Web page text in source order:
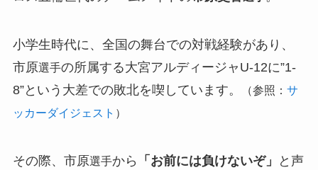
小学生時代に、全国の舞台での対戦経験があり、
市原選手の所属する大宮アルディージャU-12に”1-
8”という大差での敗北を喫しています。
（参照： サ
ッカーダイジェスト ）
その際、市原選手から 「お前には負けないぞ」
と声